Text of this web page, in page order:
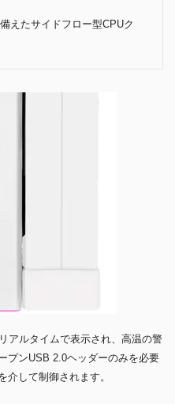
えたサイドフロー型CPUク
アルタイムで表示され、高温の警
プンUSB 2.0ヘッダーのみを必要
介して制御されます。